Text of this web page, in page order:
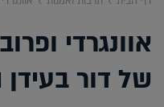
אוונגרדי
של דור בעידן